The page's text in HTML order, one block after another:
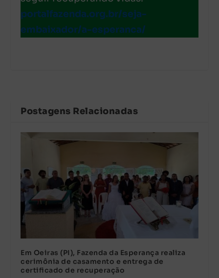
portalfazenda.org.br/seja-
embaixador/a-esperanca/
Postagens Relacionadas
Em Oeiras (PI), Fazenda da Esperança realiza
cerimônia de casamento e entrega de
certificado de recuperação